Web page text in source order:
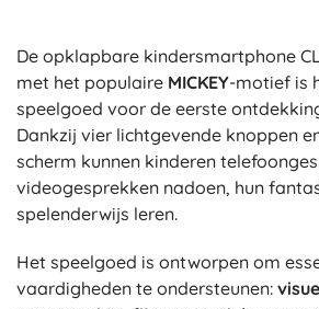
De opklapbare kindersmartphone
met het populaire MICKEY-motief is
speelgoed voor de eerste
Dankzij vier lichtgevende knoppen
scherm kunnen kinderen
videogesprekken nadoen, hun
spelenderwijs leren.
Het speelgoed is ontworpen om
vaardigheden te ondersteunen: